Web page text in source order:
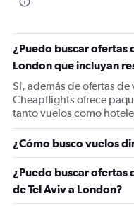
¿Puedo buscar ofertas
London que incluyan
Sí, además de ofertas de
Cheapflights ofrece
tanto vuelos como
¿Cómo busco vuelos
¿Puedo buscar ofertas
de Tel Aviv a London?